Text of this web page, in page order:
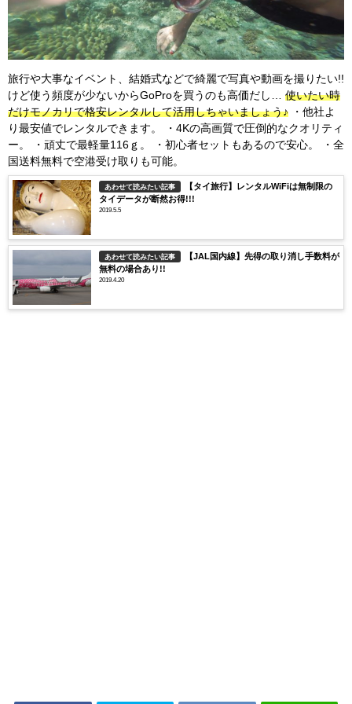
旅行や大事なイベント、結婚式などで綺麗で写真や動画を撮りたい!!
けど使う頻度が少ないからGoProを買うのも高価だし… 使いたい時
だけモノカリで格安レンタルして活用しちゃいましょう♪ ・他社よ
り最安値でレンタルできます。 ・4Kの高画質で圧倒的なクオリティ
ー。 ・頑丈で最軽量116ｇ。 ・初心者セットもあるので安心。 ・全
国送料無料で空港受け取りも可能。
あわせて読みたい記事
【タイ旅行】レンタルWiFiは無制限の
タイデータが断然お得!!!
2019.5.5
あわせて読みたい記事
【JAL国内線】先得の取り消し手数料が
無料の場合あり!!
2019.4.20